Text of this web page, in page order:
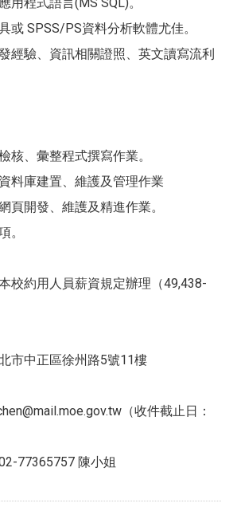
或 SPSS/PS資料分析軟體尤佳。
經驗、資訊相關證照、英文讀寫流利
核、彙整程式撰寫作業。
料庫建置、維護及管理作業
頁開發、維護及精進作業。
。
校約用人員薪資規定辦理（49,438-
市中正區徐州路5號11樓
（收件截止日：
77365757 陳小姐